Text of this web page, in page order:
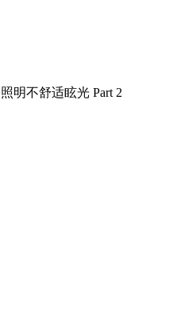
明不舒适眩光 Part 2